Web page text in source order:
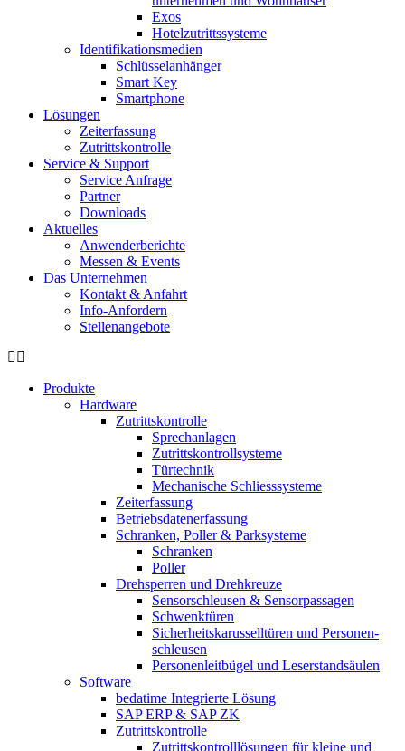
Exos
Hotelzutrittssysteme
Identifikations­medien
Schlüsselanhänger
Smart Key
Smartphone
Lösungen
Zeiterfassung
Zutrittskontrolle
Service & Support
Service Anfrage
Partner
Downloads
Aktuelles
Anwenderberichte
Messen & Events
Das Unternehmen
Kontakt & Anfahrt
Info-Anfordern
Stellenangebote
Produkte
Hardware
Zutrittskontrolle
Sprechanlagen
Zutrittskontrollsysteme
Türtechnik
Mechanische Schliesssysteme
Zeiterfassung
Betriebsdaten­erfassung
Schranken, Poller & Parksysteme
Schranken
Poller
Drehsperren und Drehkreuze
Sensorschleusen & Sensorpassagen
Schwenktüren
Sicherheits­karussell­türen und Personen­
schleusen
Personenleitbügel und Leserstandsäulen
Software
bedatime Integrierte Lösung
SAP ERP & SAP ZK
Zutrittskontrolle
Zutrittskontroll­lösungen für kleine und